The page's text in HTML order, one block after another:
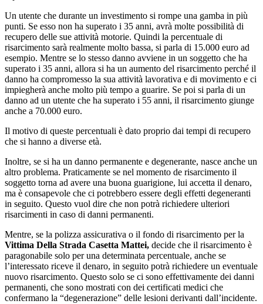
Un utente che durante un investimento si rompe una gamba in più
punti. Se esso non ha superato i 35 anni, avrà molte possibilità di
recupero delle sue attività motorie. Quindi la percentuale di
risarcimento sarà realmente molto bassa, si parla di 15.000 euro ad
esempio. Mentre se lo stesso danno avviene in un soggetto che ha
superato i 35 anni, allora si ha un aumento del risarcimento perché il
danno ha compromesso la sua attività lavorativa e di movimento e ci
impiegherà anche molto più tempo a guarire. Se poi si parla di un
danno ad un utente che ha superato i 55 anni, il risarcimento giunge
anche a 70.000 euro.
Il motivo di queste percentuali è dato proprio dai tempi di recupero
che si hanno a diverse età.
Inoltre, se si ha un danno permanente e degenerante, nasce anche un
altro problema. Praticamente se nel momento de risarcimento il
soggetto torna ad avere una buona guarigione, lui accetta il denaro,
ma è consapevole che ci potrebbero essere degli effetti degeneranti
in seguito. Questo vuol dire che non potrà richiedere ulteriori
risarcimenti in caso di danni permanenti.
Mentre, se la polizza assicurativa o il fondo di risarcimento per la
Vittima Della Strada Casetta Mattei, decide che il risarcimento è
paragonabile solo per una determinata percentuale, anche se
l’interessato riceve il denaro, in seguito potrà richiedere un eventuale
nuovo risarcimento. Questo solo se ci sono effettivamente dei danni
permanenti, che sono mostrati con dei certificati medici che
confermano la “degenerazione” delle lesioni derivanti dall’incidente.